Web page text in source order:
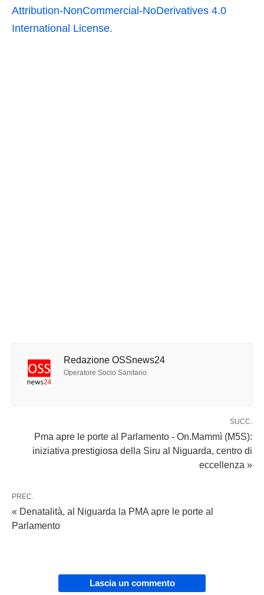
Attribution-NonCommercial-NoDerivatives 4.0
International License.
Redazione OSSnews24
Operatore Socio Sanitario
SUCC.
Pma apre le porte al Parlamento - On.Mammì (M5S):
iniziativa prestigiosa della Siru al Niguarda, centro di
eccellenza »
PREC.
« Denatalità, al Niguarda la PMA apre le porte al
Parlamento
Lascia un commento